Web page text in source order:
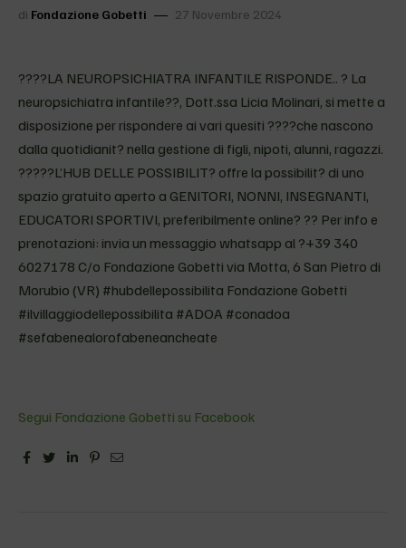
di Fondazione Gobetti 27 Novembre 2024
????LA NEUROPSICHIATRA INFANTILE RISPONDE.. ? La
neuropsichiatra infantile??, Dott.ssa Licia Molinari, si mette a
disposizione per rispondere ai vari quesiti ????che nascono
dalla quotidianit? nella gestione di figli, nipoti, alunni, ragazzi.
?????L’HUB DELLE POSSIBILIT? offre la possibilit? di uno
spazio gratuito aperto a GENITORI, NONNI, INSEGNANTI,
EDUCATORI SPORTIVI, preferibilmente online? ?? Per info e
prenotazioni: invia un messaggio whatsapp al ?+39 340
6027178 C/o Fondazione Gobetti via Motta, 6 San Pietro di
Morubio (VR) #hubdellepossibilita Fondazione Gobetti
#ilvillaggiodellepossibilita #ADOA #conadoa
#sefabenealorofabeneancheate
Segui Fondazione Gobetti su Facebook
FacebookTwitterLinkedinPinterest
Email